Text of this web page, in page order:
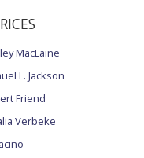
MacLaine
L. Jackson
Friend
Verbeke